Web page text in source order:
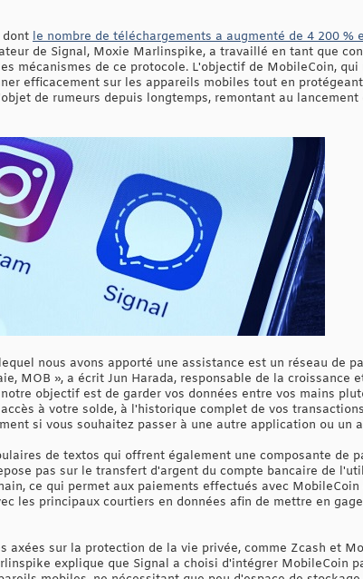
dont le nombre de téléchargements a augmenté de 4 200 %
de Signal, Moxie Marlinspike, a travaillé en tant que
mécanismes de ce protocole. L'objectif de MobileCoin,
efficacement sur les appareils mobiles tout en
de rumeurs depuis longtemps, remontant au
nous avons apporté une assistance est un réseau de
MOB », a écrit Jun Harada, responsable de la croissance
objectif est de garder vos données entre vos mains
à votre solde, à l'historique complet de vos
si vous souhaitez passer à une autre application ou un
de textos qui offrent également une composante de
pas sur le transfert d'argent du compte bancaire de
ce qui permet aux paiements effectués avec
les principaux courtiers en données afin de mettre en
axées sur la protection de la vie privée, comme Zcash et
explique que Signal a choisi d'intégrer MobileCoin